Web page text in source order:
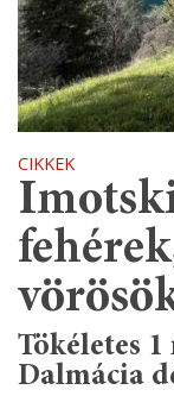
CIKKEK
Tökéletes
Dalmácia